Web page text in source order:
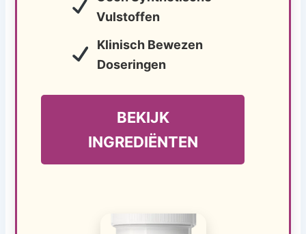
Vulstoffen
Klinisch Bewezen
Doseringen
BEKIJK
INGREDIËNTEN